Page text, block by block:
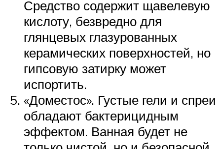
Средство содержит щавелевую
кислоту, безвредно для
глянцевых глазурованных
керамических поверхностей, но
гипсовую затирку может
испортить.
«Доместос». Густые гели и спреи
обладают бактерицидным
эффектом. Ванная будет не